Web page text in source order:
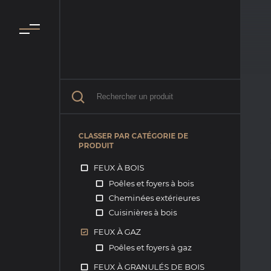
CLASSER PAR CATÉGORIE DE
PRODUIT
FEUX À BOIS
Poêles et foyers à bois
Cheminées extérieures
Cuisinières à bois
FEUX À GAZ
Poêles et foyers à gaz
FEUX À GRANULÉS DE BOIS